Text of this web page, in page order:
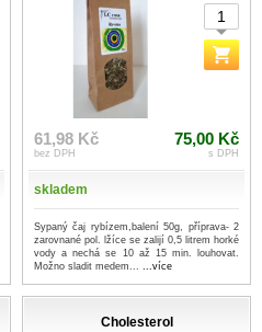
61,98 Kč
bez DPH
75,00 Kč
s DPH
skladem
Sypaný čaj rybízem,balení 50g, příprava- 2
zarovnané pol. lžíce se zalijí 0,5 litrem horké
vody a nechá se 10 až 15 min. louhovat.
Možno sladit medem... ...více
Cholesterol